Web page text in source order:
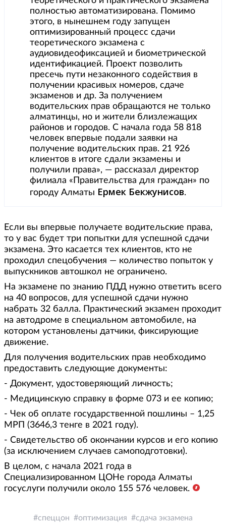
полностью автоматизирована. Помимо
этого, в нынешнем году запущен
оптимизированный процесс сдачи
теоретического экзамена с
аудиовидеофиксацией и биометрической
идентификацией. Проект позволить
пресечь пути незаконного содействия в
получении красивых номеров, сдаче
экзаменов и др. За получением
водительских прав обращаются не только
алматинцы, но и жители близлежащих
районов и городов. С начала года 58 818
человек впервые подали заявки на
получение водительских прав. 21 926
клиентов в итоге сдали экзамены и
получили права», ­­— рассказал директор
филиала «Правительства для граждан» по
городу Алматы Ермек Бекжунисов.
Если вы впервые получаете водительские права,
то у вас будет три попытки для успешной сдачи
экзамена. Это касается тех клиентов, кто не
проходил спецобучения — количество попыток у
выпускников автошкол не ограничено.
На экзамене по знанию ПДД нужно ответить всего
на 40 вопросов, для успешной сдачи нужно
набрать 32 балла. Практический экзамен проходит
на автодроме в специальном автомобиле, на
котором установлены датчики, фиксирующие
движение.
Для получения водительских прав необходимо
предоставить следующие документы:
- Документ, удостоверяющий личность;
- Медицинскую справку в форме 073 и ее копию;
- Чек об оплате государственной пошлины – 1,25
МРП (3646,3 тенге в 2021 году).
- Свидетельство об окончании курсов и его копию
(за исключением случаев самоподготовки).
В целом, с начала 2021 года в
Специализированном ЦОНе города Алматы
госуслуги получили около 155 576 человек.
спеццон оптимизация сдача экзамена